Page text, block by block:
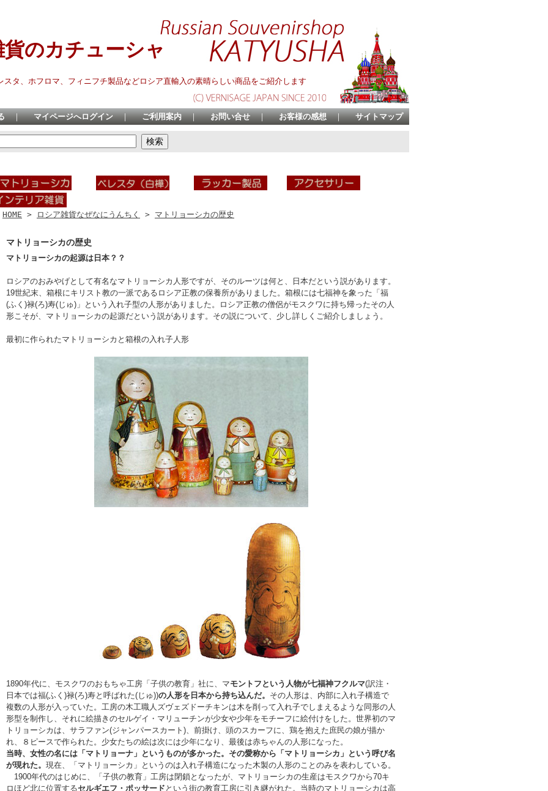
貨のカチューシャ
スタ、ホフロマ、フィニフチ製品などロシア直輸入の素晴らしい商品をご紹介します
｜ マイページへログイン ｜ ご利用案内 ｜ お問い合せ ｜ お客様の感想 ｜ サイトマップ
HOME > ロシア雑貨なぜなにうんちく > マトリョーシカの歴史
マトリョーシカの歴史
マトリョーシカの起源は日本？？
ロシアのおみやげとして有名なマトリョーシカ人形ですが、そのルーツは何と、日本だという説があります。
19世紀末、箱根にキリスト教の一派であるロシア正教の保養所がありました。箱根には七福神を象った「福
(ふく)禄(ろ)寿(じゅ)」という入れ子型の人形がありました。ロシア正教の僧侶がモスクワに持ち帰ったその人
形こそが、マトリョーシカの起源だという説があります。その説について、少し詳しくご紹介しましょう。
最初に作られたマトリョーシカと箱根の入れ子人形
1890年代に、モスクワのおもちゃ工房「子供の教育」社に、マモントフという人物が七福神フクルマ(訳注・
日本では福(ふく)禄(ろ)寿と呼ばれた(じゅ))の人形を日本から持ち込んだ。 その人形は、内部に入れ子構造で
複数の人形が入っていた。工房の木工職人ズヴェズドーチキンは木を削って入れ子でしまえるような同形の人
形型を制作し、それに絵描きのセルゲイ・マリューチンが少女や少年をモチーフに絵付けをした。世界初のマ
トリョーシカは、サラファン(ジャンパースカート)、前掛け、頭のスカーフに、鶏を抱えた庶民の娘が描か
れ、８ピースで作られた。少女たちの絵は次には少年になり、最後は赤ちゃんの人形になった。
当時、女性の名には「マトリョーナ」というものが多かった。その愛称から「マトリョーシカ」という呼び名
が現れた。 現在、「マトリョーシカ」というのは入れ子構造になった木製の人形のことのみを表わしている。
1900年代のはじめに、「子供の教育」工房は閉鎖となったが、マトリョーシカの生産はモスクワから70キ
ロほど北に位置するセルギエフ・ポッサード という街の教育工房に引き継がれた。当時のマトリョーシカは高